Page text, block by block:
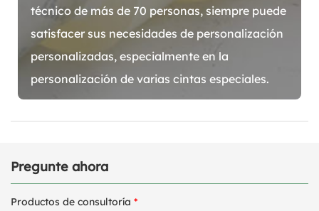
técnico de más de 70 personas, siempre puede
satisfacer sus necesidades de personalización
personalizadas, especialmente en la
personalización de varias cintas especiales.
Pregunte ahora
Productos de consultoría *